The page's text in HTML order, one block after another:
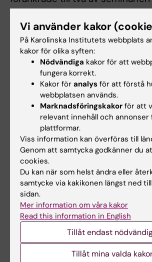
studenterna interprofessionellt.
Examination
Samtliga lärandeaktiviteter är
både examineras och vid
kompletteras i enlighet med
bedömningskriterierna:
Teoridel
Två godkända skriftliga
Fyra interaktiva och godkända
gruppseminarier
Interaktiva föreläsningar live
Obligatoriskt deltagande
Aktivt deltagande i de åtta
Vi använder kakor
På Karolinska Institutets webbplats
kakor för olika syften:
Nödvändiga kakor för att
fungera korrekt.
Kakor för analys för att förstå
webbplatsen används.
Marknadsföringskakor för att
relevant innehåll och annonser
plattformar.
Viss information kan överföras till
Genom att samtycka godkänner du
cookies.
Du kan när som helst ändra eller
samtycke via kakikonen längst ned
sidan.
Mer information om våra kakor
Read this information in English
Tillåt endast
Tillåt mina valda